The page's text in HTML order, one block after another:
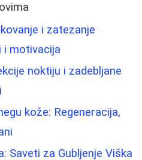
i zatezanje
i motivacija
noktiju i zadebljane
kože: Regeneracija,
Saveti za Gubljenje Viška